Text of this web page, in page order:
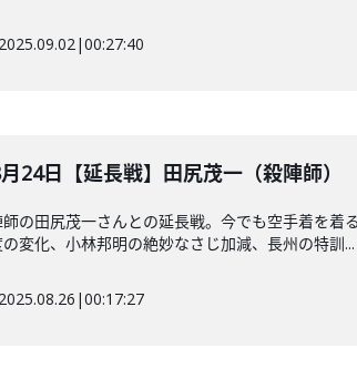
2025.09.02|00:27:40
24日【延長戦】田尻茂一（殺陣師）
の田尻茂一さんとの延長戦。今でも空手着を
変化、小林邦明の絶妙なさじ加減、長州の特訓...
2025.08.26 |00:17:27